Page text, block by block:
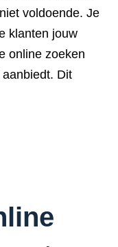
voldoende. Je
klanten jouw
online zoeken
Dit